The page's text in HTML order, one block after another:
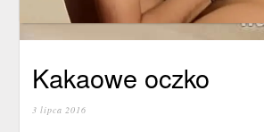
Kakaowe oczko
3 lipca 2016